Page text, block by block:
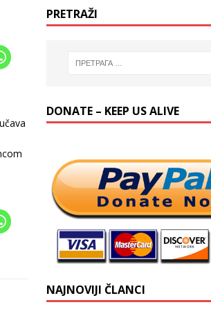
PRETRAŽI
DONATE – KEEP US ALIVE
NAJNOVIJI ČLANCI